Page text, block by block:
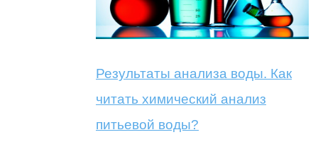
Результаты анализа воды. Как
читать химический анализ
питьевой воды?